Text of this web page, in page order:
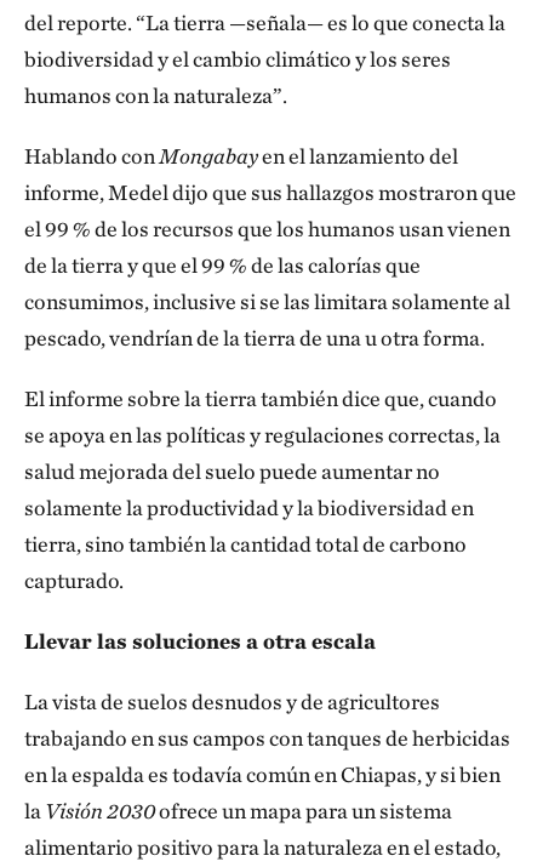
del reporte. “La tierra —señala— es lo que conecta la
biodiversidad y el cambio climático y los seres
humanos con la naturaleza”.
Hablando con Mongabayen el lanzamiento del
informe, Medel dijo que sus hallazgos mostraron que
el 99 % de los recursos que los humanos usan vienen
de la tierra y que el 99 % de las calorías que
consumimos, inclusive si se las limitara solamente al
pescado, vendrían de la tierra de una u otra forma.
El informe sobre la tierra también dice que, cuando
se apoya en las políticas y regulaciones correctas, la
salud mejorada del suelo puede aumentar no
solamente la productividad y la biodiversidad en
tierra, sino también la cantidad total de carbono
capturado.
Llevar las soluciones a otra escala
La vista de suelos desnudos y de agricultores
trabajando en sus campos con tanques de herbicidas
en la espalda es todavía común en Chiapas, y si bien
la Visión 2030ofrece un mapa para un sistema
alimentario positivo para la naturaleza en el estado,